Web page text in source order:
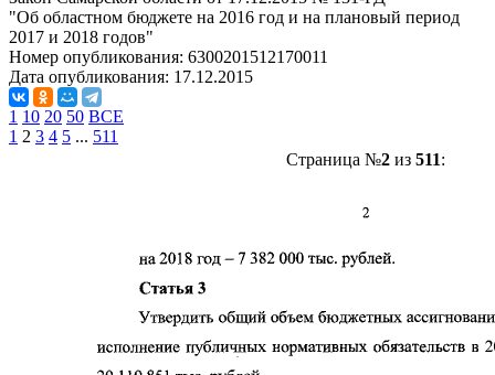
"Об областном бюджете на 2016 год и на плановый период
2017 и 2018 годов"
Номер опубликования: 6300201512170011
Дата опубликования: 17.12.2015
1 10 20 50 ВСЕ
1 2 3 4 5 ... 511
Страница №2 из 511: